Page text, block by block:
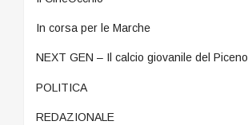
In corsa per le Marche
NEXT GEN – Il calcio giovanile del Piceno
POLITICA
REDAZIONALE